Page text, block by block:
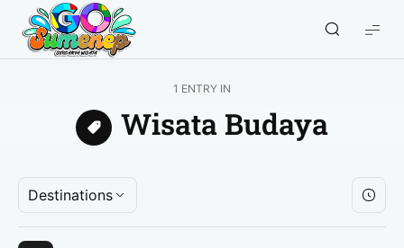
GO
Sumenep
Sumenep
1 ENTRY IN
Wisata Budaya
Destinations